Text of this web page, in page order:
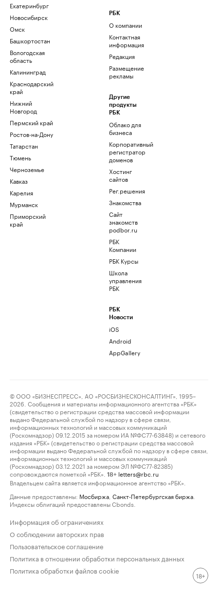
Екатеринбург
Новосибирск
Омск
Башкортостан
Вологодская
область
Калининград
Краснодарский
край
Нижний
Новгород
Пермский край
Ростов-на-Дону
Татарстан
Тюмень
Черноземье
Кавказ
Карелия
Мурманск
Приморский
край
РБК
О компании
Контактная
информация
Редакция
Размещение
рекламы
Другие
продукты
РБК
Облако для
бизнеса
Корпоративный
регистратор
доменов
Хостинг
сайтов
Рег.решения
Знакомства
Сайт
знакомств
podbor.ru
РБК
Компании
РБК Курсы
Школа
управления
РБК
РБК
Новости
iOS
Android
AppGallery
© ООО «БИЗНЕСПРЕСС», АО «РОСБИЗНЕСКОНСАЛТИНГ», 1995–
2026. Сообщения и материалы информационного агентства «РБК»
(свидетельство о регистрации средства массовой информации
выдано Федеральной службой по надзору в сфере связи,
информационных технологий и массовых коммуникаций
(Роскомнадзор) 09.12.2015 за номером ИА №ФС77-63848) и сетевого
издания «РБК» (свидетельство о регистрации средства массовой
информации выдано Федеральной службой по надзору в сфере связи,
информационных технологий и массовых коммуникаций
(Роскомнадзор) 03.12.2021 за номером ЭЛ №ФС77-82385)
сопровождаются пометкой «РБК».
18+ letters@rbc.ru
Владельцем сайта является информационное агентство «РБК».
Данные предоставлены: Мосбиржа Санкт-Петербургская биржа
Индексы облигаций предоставлены Cbonds.
Информация об ограничениях
О соблюдении авторских прав
Пользовательское соглашение
Политика в отношении обработки персональных данных
Политика обработки файлов cookie
18+